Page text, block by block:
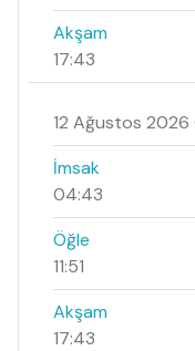
Akşam
17:43
12 Ağustos 2026
İmsak
04:43
Öğle
11:51
Akşam
17:43